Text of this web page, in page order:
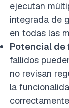
ejecutan
integrada de
en todas las
Potencial de
fallidos
no revisan
la